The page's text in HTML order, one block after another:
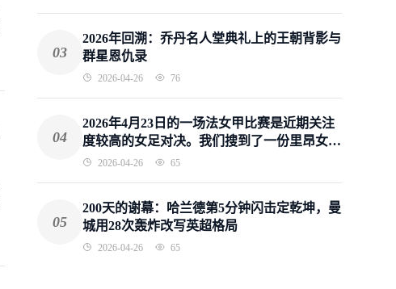
03
2026年回溯：乔丹名人堂典礼上的王朝背影与
群星恩仇录
2026-04-26 76
04
2026年4月23日的一场法女甲比赛是近期关注
度较高的女足对决。我们搜到了一份里昂女足
4-0大胜第戎女足的完整战报，以下是我围绕
2026-04-26 65
05
200天的谢幕：哈兰德第5分钟闪击定乾坤，曼
城用28次轰炸改写英超格局
2026-04-26 65